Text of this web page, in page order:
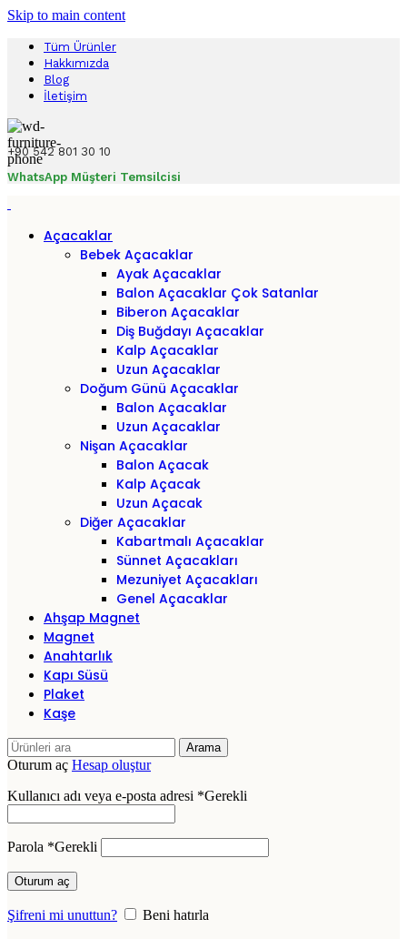
Skip to main content
Tüm Ürünler
Hakkımızda
Blog
İletişim
+90 542 801 30 10
WhatsApp Müşteri Temsilcisi
Açacaklar
Bebek Açacaklar
Ayak Açacaklar
Balon Açacaklar Çok Satanlar
Biberon Açacaklar
Diş Buğdayı Açacaklar
Kalp Açacaklar
Uzun Açacaklar
Doğum Günü Açacaklar
Balon Açacaklar
Uzun Açacaklar
Nişan Açacaklar
Balon Açacak
Kalp Açacak
Uzun Açacak
Diğer Açacaklar
Kabartmalı Açacaklar
Sünnet Açacakları
Mezuniyet Açacakları
Genel Açacaklar
Ahşap Magnet
Magnet
Anahtarlık
Kapı Süsü
Plaket
Kaşe
Arama
Oturum aç Hesap oluştur
Kullanıcı adı veya e-posta adresi *Gerekli
Parola *Gerekli
Oturum aç
Şifreni mi unuttun? Beni hatırla